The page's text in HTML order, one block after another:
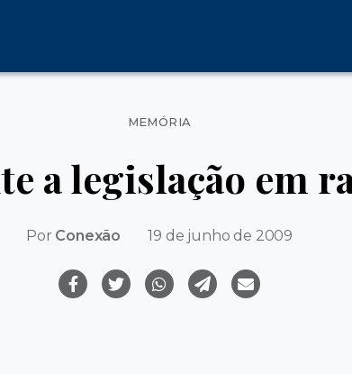
Categorias
MEMÓRIA
a legislação em
Por Conexão 19 de junho de 2009